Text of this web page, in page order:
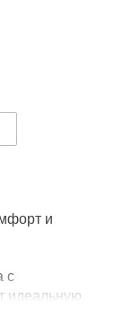
и
с
идеальную
с